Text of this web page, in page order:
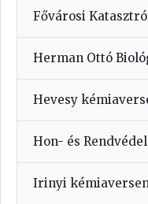
Fővárosi
Herman Ottó
Hevesy
Hon- és
Irinyi